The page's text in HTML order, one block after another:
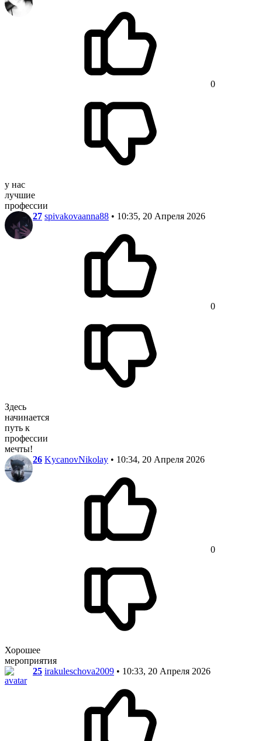
0
у нас
лучшие
профессии
27 spivakovaanna88 • 10:35, 20 Апреля 2026
0
Здесь
начинается
путь к
профессии
мечты!
26 KycanovNikolay • 10:34, 20 Апреля 2026
0
Хорошее
мероприятия
25 irakuleschova2009 • 10:33, 20 Апреля 2026